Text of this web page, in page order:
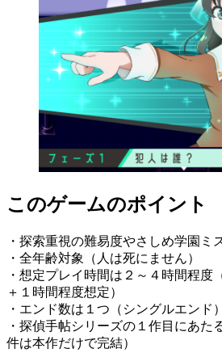
このゲームのポイント
・探索重視の難易度やさしめ学園ミ
・全年齢対象（人は死にません）
・想定プレイ時間は２～４時間程
＋１時間程度想定）
・エンド数は１つ（シングルエンド）
・探偵手帖シリーズの１作目にあた
件は本作だけで完結）